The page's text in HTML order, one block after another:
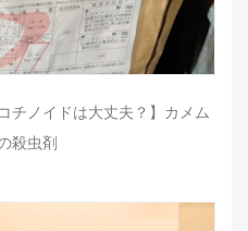
チノイドは大丈夫？】カメム
殺虫剤